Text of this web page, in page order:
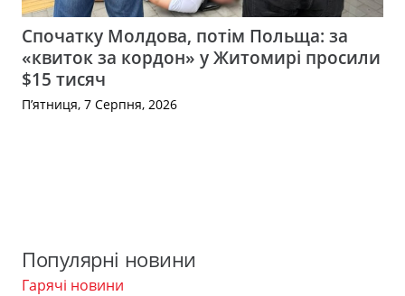
Спочатку Молдова, потім Польща: за
«квиток за кордон» у Житомирі просили
$15 тисяч
П’ятниця, 7 Серпня, 2026
Популярні новини
Гарячі новини